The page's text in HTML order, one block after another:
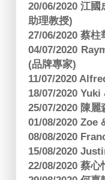
20/06/2020 江
助理教授)
27/06/2020 蔡
04/07/2020
(品牌專家)
11/07/2020
18/07/2020
25/07/2020 陳
01/08/2020 Zoe
08/08/2020
15/08/2020
22/08/2020 蔡